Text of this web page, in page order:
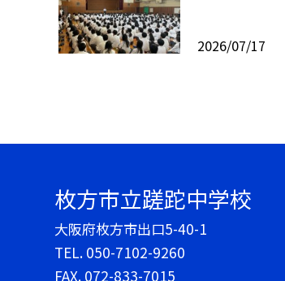
2026/07/17
枚方市立蹉跎中学校
大阪府枚方市出口5-40-1
TEL. 050-7102-9260
FAX. 072-833-7015